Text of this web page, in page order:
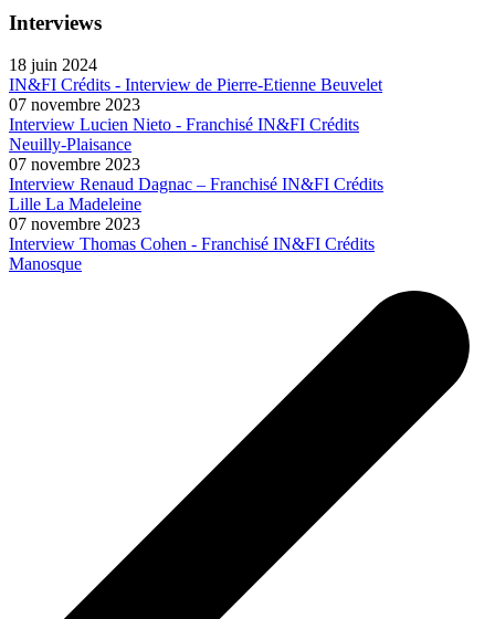
Interviews
18 juin 2024
IN&FI Crédits - Interview de Pierre-Etienne Beuvelet
07 novembre 2023
Interview Lucien Nieto - Franchisé IN&FI Crédits
Neuilly-Plaisance
07 novembre 2023
Interview Renaud Dagnac – Franchisé IN&FI Crédits
Lille La Madeleine
07 novembre 2023
Interview Thomas Cohen - Franchisé IN&FI Crédits
Manosque